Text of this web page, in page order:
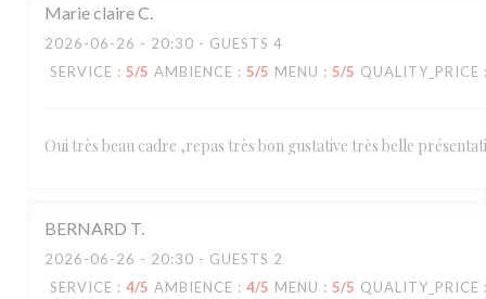
Marie claireC
2026-06-26 - 20:30 - GUESTS 4
SERVICE : 5/5 AMBIENCE : 5/5 MENU : 5/5 QUALITY_PRICE
Oui très beau cadre ,repas très bon gustative très belle
BERNARD T
2026-06-26 - 20:30 - GUESTS 2
SERVICE : 4/5 AMBIENCE : 4/5 MENU : 5/5 QUALITY_PRICE